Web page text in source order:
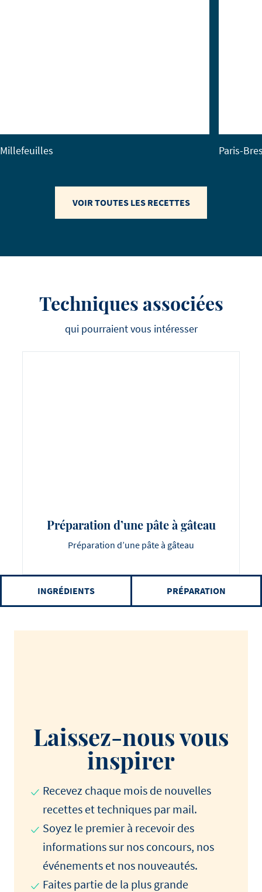
Millefeuilles Paris-
VOIR TOUTES LES RECETTES
Techniques associées
qui pourraient vous intéresser
Préparation d’une pâte à gâteau
Préparation d’une pâte à gâteau
INGRÉDIENTS PRÉPARATION
Laissez-nous vous
inspirer
Recevez chaque mois de nouvelles
recettes et techniques par mail.
Soyez le premier à recevoir des
informations sur nos concours, nos
événements et nos nouveautés.
Faites partie de la plus grande